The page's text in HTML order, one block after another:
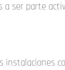
ser parte